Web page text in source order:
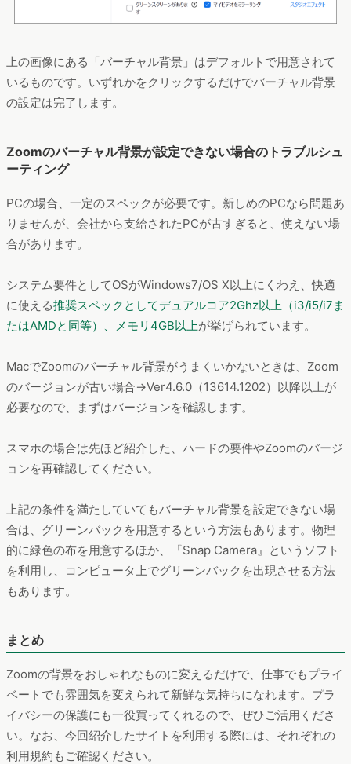
上の画像にある「バーチャル背景」はデフォルトで用意されて
いるものです。いずれかをクリックするだけでバーチャル背景
の設定は完了します。
Zoomのバーチャル背景が設定できない場合のトラブルシュ
ーティング
PCの場合、一定のスペックが必要です。新しめのPCなら問題あ
りませんが、会社から支給されたPCが古すぎると、使えない場
合があります。
システム要件としてOSがWindows7/OS X以上にくわえ、快適
に使える推奨スペックとしてデュアルコア2Ghz以上（i3/i5/i7ま
たはAMDと同等）、メモリ4GB以上が挙げられています。
MacでZoomのバーチャル背景がうまくいかないときは、Zoom
のバージョンが古い場合→Ver4.6.0（13614.1202）以降以上が
必要なので、まずはバージョンを確認します。
スマホの場合は先ほど紹介した、ハードの要件やZoomのバージ
ョンを再確認してください。
上記の条件を満たしていてもバーチャル背景を設定できない場
合は、グリーンバックを用意するという方法もあります。物理
的に緑色の布を用意するほか、『Snap Camera』というソフト
を利用し、コンピュータ上でグリーンバックを出現させる方法
もあります。
まとめ
Zoomの背景をおしゃれなものに変えるだけで、仕事でもプライ
ベートでも雰囲気を変えられて新鮮な気持ちになれます。プラ
イバシーの保護にも一役買ってくれるので、ぜひご活用くださ
い。なお、今回紹介したサイトを利用する際には、それぞれの
利用規約もご確認ください。